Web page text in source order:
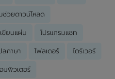
ช่วยดาวน์โหลด
ขียนแผ่น โปรแกรมแชท
ลภาษา โฟลเดอร์ ไดร์เวอร์
มพิวเตอร์